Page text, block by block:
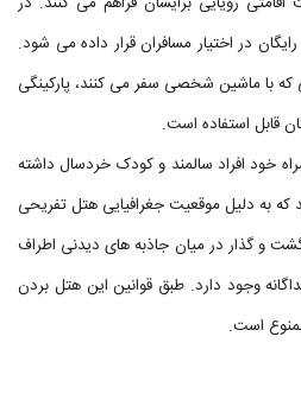
در اختیار مسافران قرار داده می شود.
که با ماشین شخصی سفر می کنند، پارکینگی
خود افراد سالمند و کودک خردسال داشته
که به دلیل موقعیت جغرافیایی هتل تفریحی
و گذار در میان جاذبه های دیدنی اطراف
وجود دارد. طبق قوانین این هتل بردن
است.